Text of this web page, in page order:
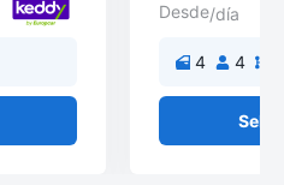
Desde/día
4 4